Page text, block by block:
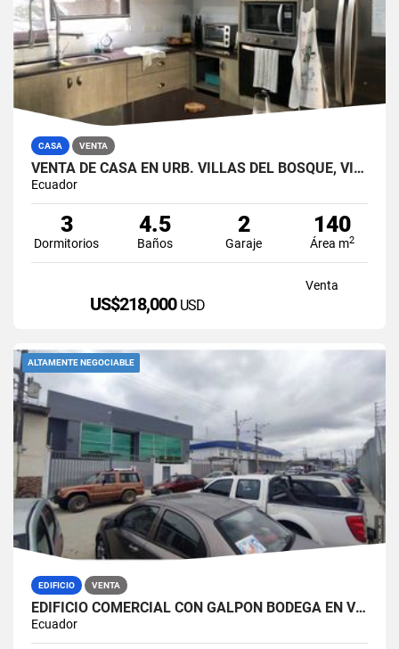
CASA VENTA
VENTA DE CASA EN URB. VILLAS DEL BOSQUE, VÍA A LA COSTA
Ecuador
3
Dormitorios
4.5
Baños
2
Garaje
140
Área m2
Venta
US$218,000 USD
ALTAMENTE NEGOCIABLE
EDIFICIO VENTA
EDIFICIO COMERCIAL CON GALPÓN BODEGA EN VENTA ZONA MÉDICA DURÁN NORTE
Ecuador